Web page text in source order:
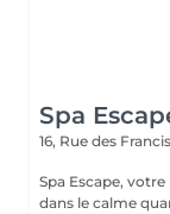
Spa
16, Rue des
Spa Escape,
dans le calme